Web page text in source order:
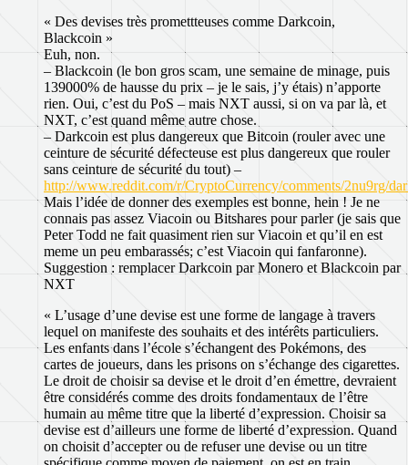
« Des devises très promettteuses comme Darkcoin,
Blackcoin »
Euh, non.
– Blackcoin (le bon gros scam, une semaine de minage, puis
139000% de hausse du prix – je le sais, j’y étais) n’apporte
rien. Oui, c’est du PoS – mais NXT aussi, si on va par là, et
NXT, c’est quand même autre chose.
– Darkcoin est plus dangereux que Bitcoin (rouler avec une
ceinture de sécurité défecteuse est plus dangereux que rouler
sans ceinture de sécurité du tout) –
http://www.reddit.com/r/CryptoCurrency/comments/2nu9rg/
Mais l’idée de donner des exemples est bonne, hein ! Je ne
connais pas assez Viacoin ou Bitshares pour parler (je sais que
Peter Todd ne fait quasiment rien sur Viacoin et qu’il en est
meme un peu embarassés; c’est Viacoin qui fanfaronne).
Suggestion : remplacer Darkcoin par Monero et Blackcoin par
NXT
« L’usage d’une devise est une forme de langage à travers
lequel on manifeste des souhaits et des intérêts particuliers.
Les enfants dans l’école s’échangent des Pokémons, des
cartes de joueurs, dans les prisons on s’échange des cigarettes.
Le droit de choisir sa devise et le droit d’en émettre, devraient
être considérés comme des droits fondamentaux de l’être
humain au même titre que la liberté d’expression. Choisir sa
devise est d’ailleurs une forme de liberté d’expression. Quand
on choisit d’accepter ou de refuser une devise ou un titre